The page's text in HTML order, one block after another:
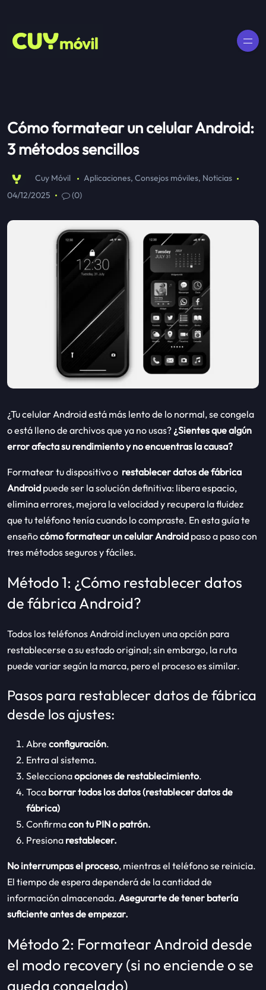
Cómo formatear un celular Android:
3 métodos sencillos
Cuy Móvil Aplicaciones, Consejos móviles, Noticias
04/12/2025
(0)
¿Tu celular Android está más lento de lo normal, se congela
o está lleno de archivos que ya no usas? ¿Sientes que algún
error afecta su rendimiento y no encuentras la causa?
Formatear tu dispositivo o restablecer datos de fábrica
Android puede ser la solución definitiva: libera espacio,
elimina errores, mejora la velocidad y recupera la fluidez
que tu teléfono tenía cuando lo compraste. En esta guía te
enseñocómo formatear un celular Android paso a paso con
tres métodos seguros y fáciles.
Método 1: ¿Cómo restablecer datos
de fábrica Android?
Todos los teléfonos Android incluyen una opción para
restablecerse a su estado original; sin embargo, la ruta
puede variar según la marca, pero el proceso es similar.
Pasos para restablecer datos de fábrica
desde los ajustes:
Abre configuración.
Entra al sistema.
Seleccionaopciones de restablecimiento.
Toca borrar todos los datos (restablecer datos de
fábrica)
Confirmacon tu PIN o patrón.
Presiona restablecer.
No interrumpas el proceso, mientras el teléfono se reinicia.
El tiempo de espera dependerá de la cantidad de
información almacenada. Asegurarte de tener batería
suficiente antes de empezar.
Método 2: Formatear Android desde
el modo recovery (si no enciende o se
queda congelado)